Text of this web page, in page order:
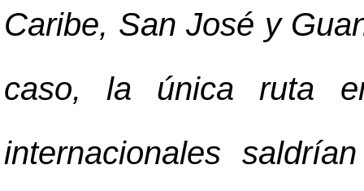
Caribe, San José y
caso, la única ruta
internacionales